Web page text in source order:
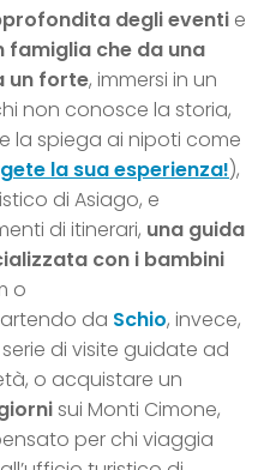
degli eventi e
famiglia che da una
un forte, immersi in un
non conosce la storia,
la spiega ai nipoti come
la sua esperienza!),
di Asiago, e
di itinerari, una guida
con i bambini
o
da Schio, invece,
di visite guidate ad
o acquistare un
sui Monti Cimone,
per chi viaggia